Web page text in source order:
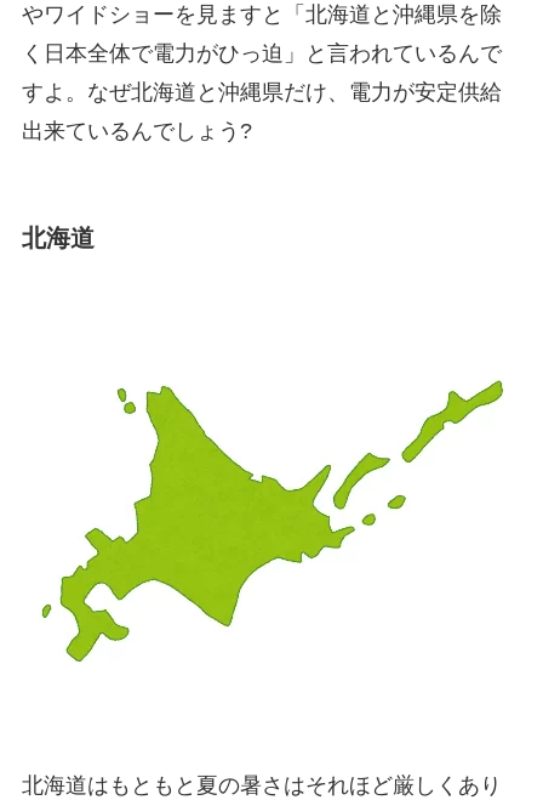
やワイドショーを見ますと「北海道と沖縄県を除
く日本全体で電力がひっ迫」と言われているんで
すよ。なぜ北海道と沖縄県だけ、電力が安定供給
出来ているんでしょう?
北海道
北海道はもともと夏の暑さはそれほど厳しくあり